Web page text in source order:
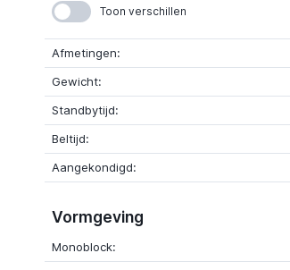
Toon verschillen
Afmetingen:
Gewicht:
Standbytijd:
Beltijd:
Aangekondigd:
Vormgeving
Monoblock: